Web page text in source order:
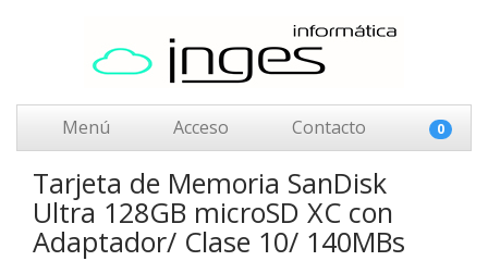
Menú Acceso Contacto 0
Tarjeta de Memoria SanDisk
Ultra 128GB microSD XC con
Adaptador/ Clase 10/ 140MBs